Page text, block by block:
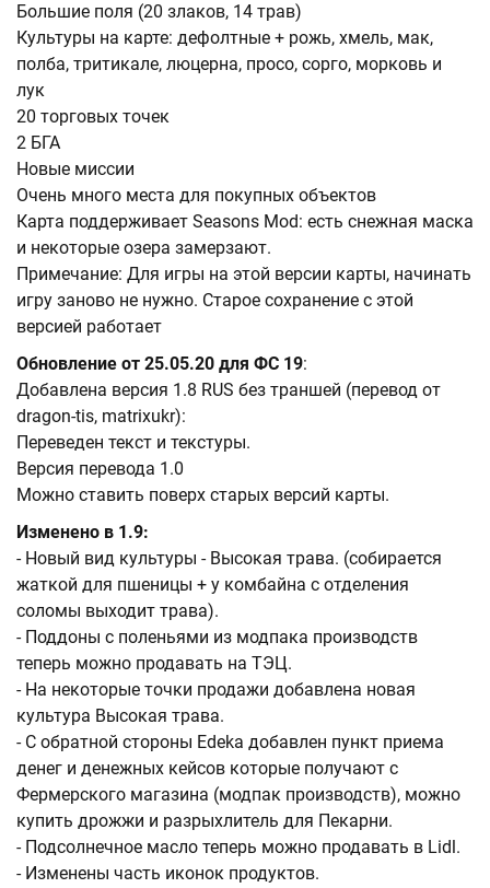
Большие поля (20 злаков, 14 трав)
Культуры на карте: дефолтные + рожь, хмель, мак,
полба, тритикале, люцерна, просо, сорго, морковь и
лук
20 торговых точек
2 БГА
Новые миссии
Очень много места для покупных объектов
Карта поддерживает Seasons Mod: есть снежная маска
и некоторые озера замерзают.
Примечание: Для игры на этой версии карты, начинать
игру заново не нужно. Старое сохранение с этой
версией работает
Обновление от 25.05.20 для ФС 19:
Добавлена версия 1.8 RUS без траншей (перевод от
dragon-tis, matrixukr):
Переведен текст и текстуры.
Версия перевода 1.0
Можно ставить поверх старых версий карты.
Изменено в 1.9:
- Новый вид культуры - Высокая трава. (собирается
жаткой для пшеницы + у комбайна с отделения
соломы выходит трава).
- Поддоны с поленьями из модпака производств
теперь можно продавать на ТЭЦ.
- На некоторые точки продажи добавлена новая
культура Высокая трава.
- С обратной стороны Edeka добавлен пункт приема
денег и денежных кейсов которые получают с
Фермерского магазина (модпак производств), можно
купить дрожжи и разрыхлитель для Пекарни.
- Подсолнечное масло теперь можно продавать в Lidl.
- Изменены часть иконок продуктов.